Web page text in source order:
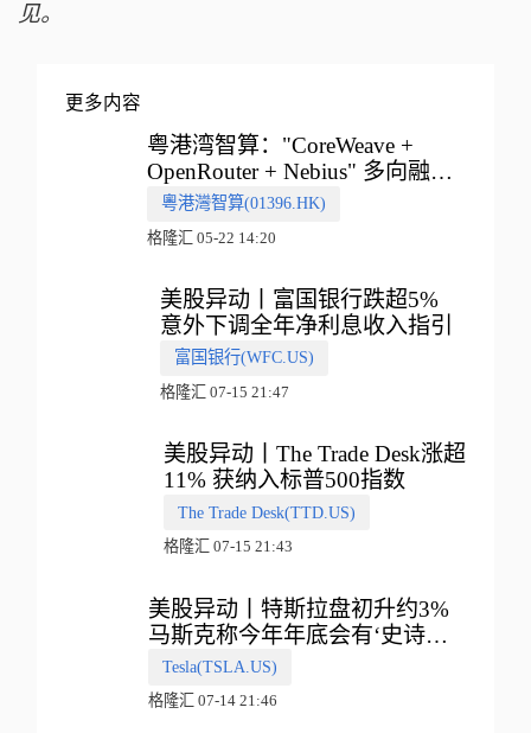
见。
更多内容
粤港湾智算："CoreWeave +
OpenRouter + Nebius" 多向融合
的中国智算新范式
粵港灣智算(01396.HK)
格隆汇 05-22 14:20
美股异动丨富国银行跌超5%
意外下调全年净利息收入指引
富国银行(WFC.US)
格隆汇 07-15 21:47
美股异动丨The Trade Desk涨超
11% 获纳入标普500指数
The Trade Desk(TTD.US)
格隆汇 07-15 21:43
美股异动丨特斯拉盘初升约3%
马斯克称今年年底会有‘史诗级
震撼’的演示
Tesla(TSLA.US)
格隆汇 07-14 21:46